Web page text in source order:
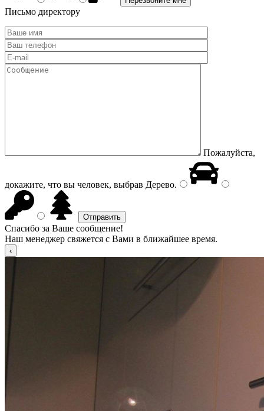
Письмо директору
Пожалуйста,
докажите, что вы человек, выбрав Дерево.
Спасибо за Ваше сообщение!
Наш менеджер свяжется с Вами в ближайшее время.